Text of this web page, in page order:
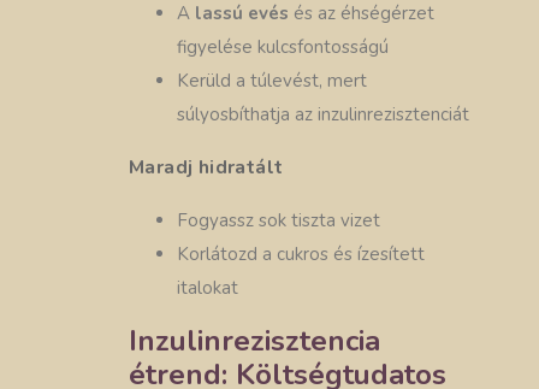
A lassú evés és az éhségérzet
figyelése kulcsfontosságú
Kerüld a túlevést, mert
súlyosbíthatja az inzulinrezisztenciát
Maradj hidratált
Fogyassz sok tiszta vizet
Korlátozd a cukros és ízesített
italokat
Inzulinrezisztencia
étrend: Költségtudatos